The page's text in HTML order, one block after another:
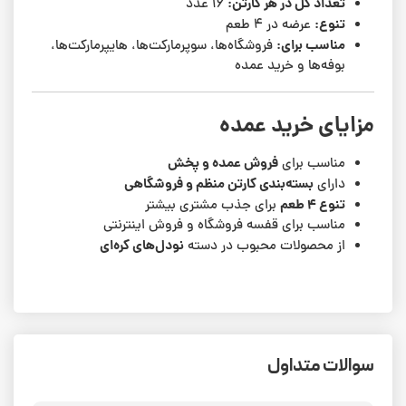
تعداد کل در هر کارتن:
تنوع: عرضه در ۴ طعم
مناسب برای: فروشگاه‌ها، سوپرمارکت‌ها، هایپرمارکت‌ها،
بوفه‌ها و خرید عمده
مزایای خرید عمده
مناسب برایفروش عمده و پخش
دارایبسته‌بندی کارتن منظم و فروشگاهی
تنوع ۴ طعم
برای جذب مشتری بیشتر
مناسب برای قفسه فروشگاه و فروش اینترنتی
از محصولات محبوب در دستهنودل‌های کره‌ای
سوالات متداول